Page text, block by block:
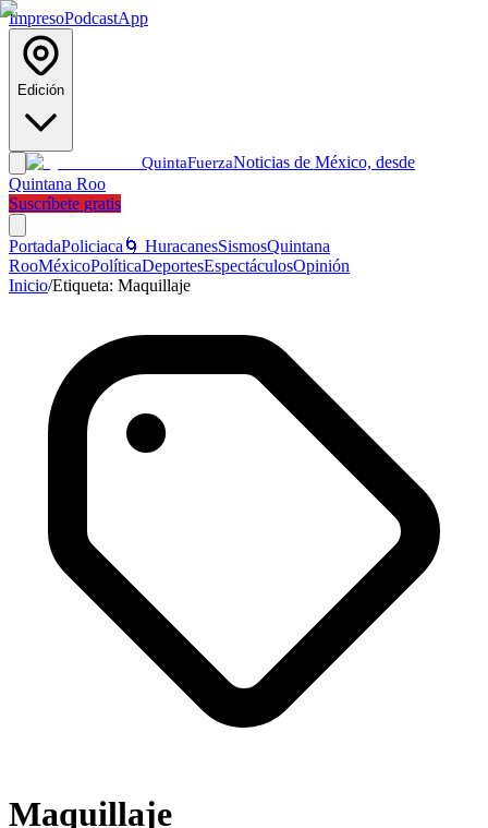
ImpresoPodcastApp
Edición
QuintaFuerzaNoticias de México, desde
Quintana Roo
Suscríbete gratis
PortadaPoliciaca 🌀 HuracanesSismosQuintana
RooMéxicoPolíticaDeportesEspectáculosOpinión
Inicio/Etiqueta: Maquillaje
Maquillaje